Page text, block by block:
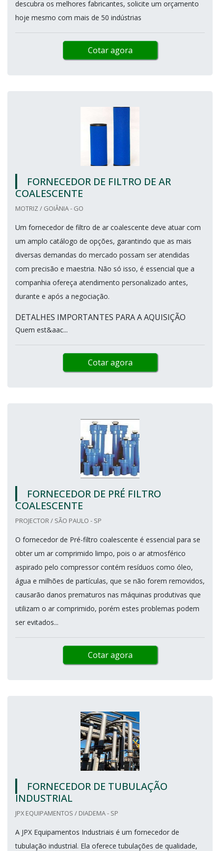
descubra os melhores fabricantes, solicite um orçamento
hoje mesmo com mais de 50 indústrias
Cotar agora
FORNECEDOR DE FILTRO DE AR
COALESCENTE
MOTRIZ / GOIÂNIA - GO
Um fornecedor de filtro de ar coalescente deve atuar com
um amplo catálogo de opções, garantindo que as mais
diversas demandas do mercado possam ser atendidas
com precisão e maestria. Não só isso, é essencial que a
companhia ofereça atendimento personalizado antes,
durante e após a negociação.
DETALHES IMPORTANTES PARA A AQUISIÇÃO
Quem est&aac...
Cotar agora
FORNECEDOR DE PRÉ FILTRO
COALESCENTE
PROJECTOR / SÃO PAULO - SP
O fornecedor de Pré-filtro coalescente é essencial para se
obter um ar comprimido limpo, pois o ar atmosférico
aspirado pelo compressor contém resíduos como óleo,
água e milhões de partículas, que se não forem removidos,
causarão danos prematuros nas máquinas produtivas que
utilizam o ar comprimido, porém estes problemas podem
ser evitados...
Cotar agora
FORNECEDOR DE TUBULAÇÃO
INDUSTRIAL
JPX EQUIPAMENTOS / DIADEMA - SP
A JPX Equipamentos Industriais é um fornecedor de
tubulação industrial. Ela oferece tubulações de qualidade,